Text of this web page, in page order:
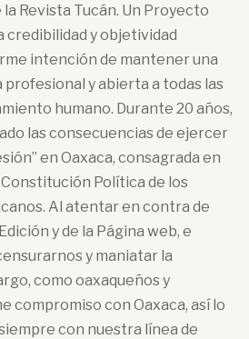
Revista Tucán. Un Proyecto
credibilidad y objetividad
intención de mantener una
profesional y abierta a todas las
humano. Durante 20 años,
las consecuencias de ejercer
en Oaxaca, consagrada en
Política de los
Al atentar en contra de
y de la Página web, e
y maniatar la
como oaxaqueños y
compromiso con Oaxaca, así lo
con nuestra línea de